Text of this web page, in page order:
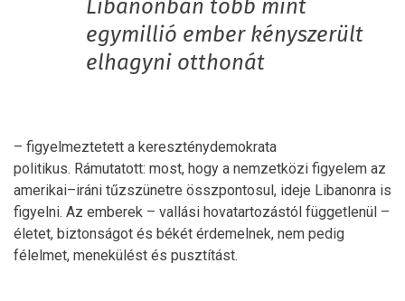
Libanonban több mint
egymillió ember kényszerült
elhagyni otthonát
– figyelmeztetett a kereszténydemokrata
politikus. Rámutatott: most, hogy a nemzetközi figyelem az
amerikai–iráni tűzszünetre összpontosul, ideje Libanonra is
figyelni. Az emberek – vallási hovatartozástól függetlenül –
életet, biztonságot és békét érdemelnek, nem pedig
félelmet, menekülést és pusztítást.